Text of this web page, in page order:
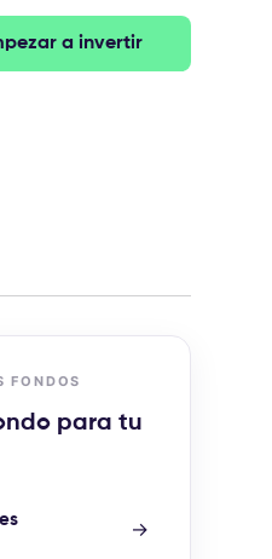
a invertir
FONDOS
para tu
→